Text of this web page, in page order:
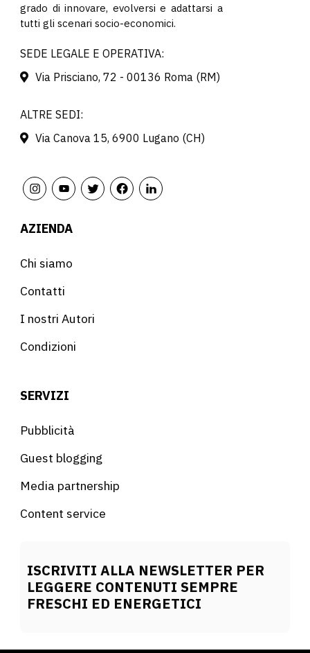
grado di innovare, evolversi e adattarsi a
tutti gli scenari socio-economici.
SEDE LEGALE E OPERATIVA:
Via Prisciano, 72 - 00136 Roma (RM)
ALTRE SEDI:
Via Canova 15, 6900 Lugano (CH)
AZIENDA
Chi siamo
Contatti
I nostri Autori
Condizioni
SERVIZI
Pubblicità
Guest blogging
Media partnership
Content service
ISCRIVITI ALLA NEWSLETTER PER
LEGGERE CONTENUTI SEMPRE
FRESCHI ED ENERGETICI